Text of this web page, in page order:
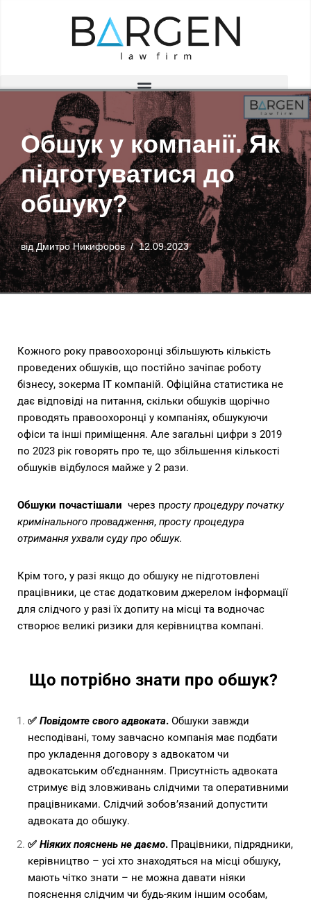
Обшук у компанії. Як
підготуватися до
обшуку?
відДмитро Никифоров 12.09.2023
Кожного року правоохоронці збільшують кількість
проведених обшуків, що постійно зачіпає роботу
бізнесу, зокерма ІТ компаній. Офіційна статистика не
дає відповіді на питання, скільки обшуків щорічно
проводять правоохоронці у компаніях, обшукуючи
офіси та інші приміщення. Але загальні цифри з 2019
по 2023 рік говорять про те, що збільшення кількості
обшуків відбулося майже у 2 рази.
Обшуки почастішали через просту процедуру початку
кримінального провадження, просту процедура
отримання ухвали суду про обшук.
Крім того, у разі якщо до обшуку не підготовлені
працівники, це стає додатковим джерелом інформації
для слідчого у разі їх допиту на місці та водночас
створює великі ризики для керівництва компані.
Що потрібно знати про обшук?
✅ Повідомте свого адвоката. Обшуки завжди
несподівані, тому завчасно компанія має подбати
про укладення договору з адвокатом чи
адвокатським об’єднанням. Присутність адвоката
стримує від зловживань слідчими та оперативними
працівниками. Слідчий зобов’язаний допустити
адвоката до обшуку.
✅ Ніяких пояснень не даємо. Працівники, підрядники,
керівництво – усі хто знаходяться на місці обшуку,
мають чітко знати – не можна давати ніяки
пояснення слідчим чи будь-яким іншим особам,